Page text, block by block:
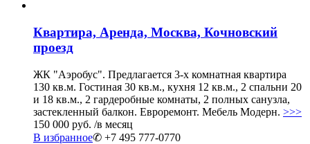
Квартира, Аренда, Москва, Кочновский
проезд
ЖК "Аэробус". Предлагается 3-х комнатная квартира
130 кв.м. Гостиная 30 кв.м., кухня 12 кв.м., 2 спальни 20
и 18 кв.м., 2 гардеробные комнаты, 2 полных санузла,
застекленный балкон. Евроремонт. Мебель Модерн. >>>
150 000 руб. /в месяц
В избранное✆ +7 495 777-0770